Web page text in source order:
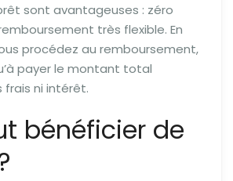
sont avantageuses : zéro
très flexible. En
procédez au remboursement,
payer le montant total
ni intérêt.
bénéficier de